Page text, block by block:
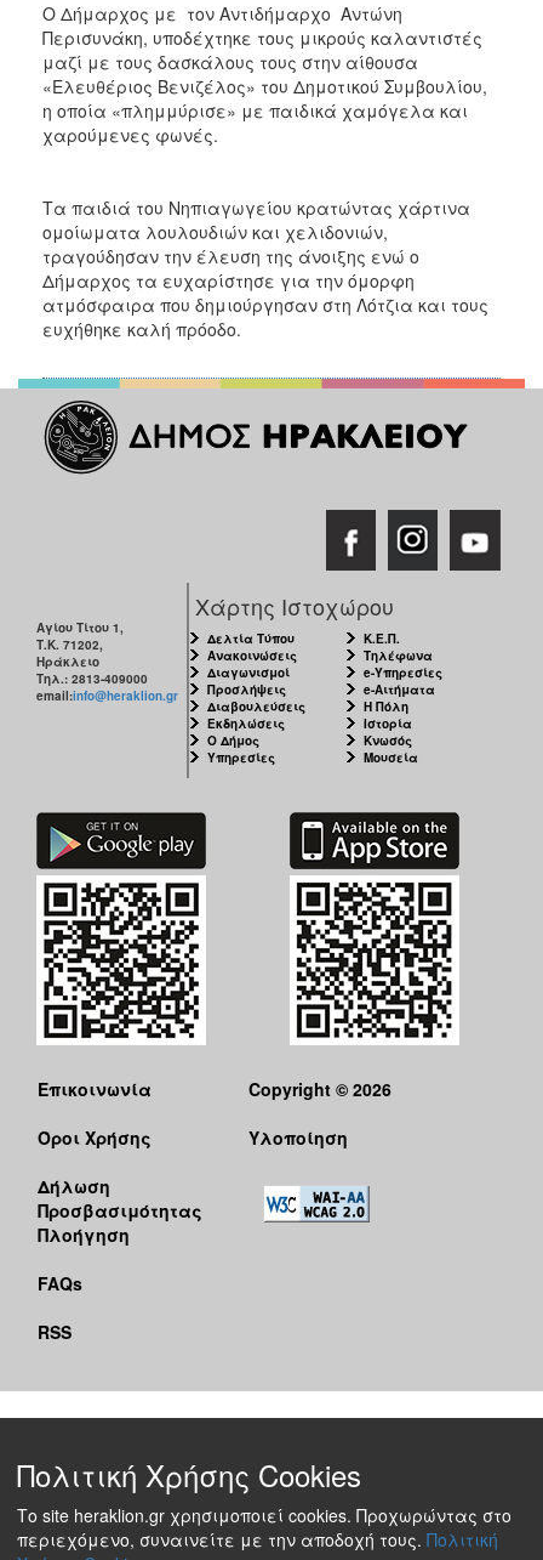
Ο Δήμαρχος με τον Αντιδήμαρχο Αντώνη
Περισυνάκη, υποδέχτηκε τους μικρούς καλαντιστές
μαζί με τους δασκάλους τους στην αίθουσα
«Ελευθέριος Βενιζέλος» του Δημοτικού Συμβουλίου,
η οποία «πλημμύρισε» με παιδικά χαμόγελα και
χαρούμενες φωνές.
Τα παιδιά του Νηπιαγωγείου κρατώντας χάρτινα
ομοίωματα λουλουδιών και χελιδονιών,
τραγούδησαν την έλευση της άνοιξης ενώ ο
Δήμαρχος τα ευχαρίστησε για την όμορφη
ατμόσφαιρα που δημιούργησαν στη Λότζια και τους
ευχήθηκε καλή πρόοδο.
Αγίου Τίτου 1,
Τ.Κ. 71202,
Ηράκλειο
Τηλ.: 2813-409000
email:info@heraklion.gr
Χάρτης Ιστοχώρου
Δελτία Τύπου
Ανακοινώσεις
Διαγωνισμοί
Προσλήψεις
Διαβουλεύσεις
Εκδηλώσεις
Ο Δήμος
Υπηρεσίες
Κ.Ε.Π.
Τηλέφωνα
e-Υπηρεσίες
e-Αιτήματα
Η Πόλη
Ιστορία
Κνωσός
Μουσεία
Επικοινωνία
Όροι Χρήσης
Δήλωση
Προσβασιμότητας
Πλοήγηση
FAQs
RSS
Copyright © 2026
Υλοποίηση
Πολιτική Χρήσης Cookies
Το site heraklion.gr χρησιμοποιεί cookies. Προχωρώντας στο
περιεχόμενο, συναινείτε με την αποδοχή τους. Πολιτική